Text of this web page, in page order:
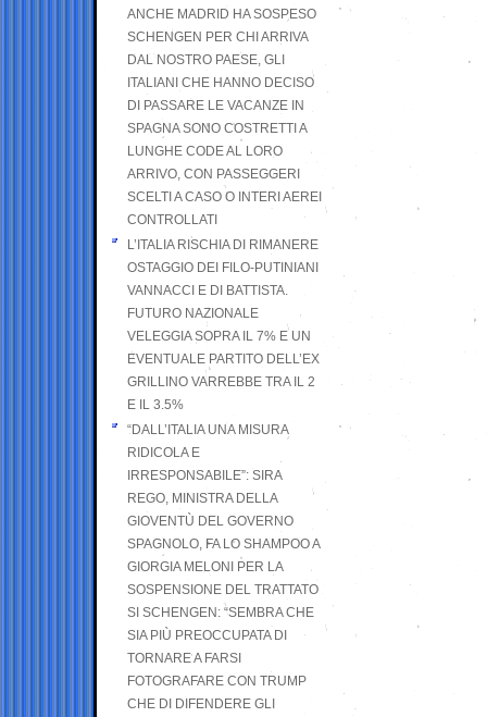
ANCHE MADRID HA SOSPESO
SCHENGEN PER CHI ARRIVA
DAL NOSTRO PAESE, GLI
ITALIANI CHE HANNO DECISO
DI PASSARE LE VACANZE IN
SPAGNA SONO COSTRETTI A
LUNGHE CODE AL LORO
ARRIVO, CON PASSEGGERI
SCELTI A CASO O INTERI AEREI
CONTROLLATI
L’ITALIA RISCHIA DI RIMANERE
OSTAGGIO DEI FILO-PUTINIANI
VANNACCI E DI BATTISTA.
FUTURO NAZIONALE
VELEGGIA SOPRA IL 7% E UN
EVENTUALE PARTITO DELL’EX
GRILLINO VARREBBE TRA IL 2
E IL 3.5%
“DALL’ITALIA UNA MISURA
RIDICOLA E
IRRESPONSABILE”: SIRA
REGO, MINISTRA DELLA
GIOVENTÙ DEL GOVERNO
SPAGNOLO, FA LO SHAMPOO A
GIORGIA MELONI PER LA
SOSPENSIONE DEL TRATTATO
SI SCHENGEN: “SEMBRA CHE
SIA PIÙ PREOCCUPATA DI
TORNARE A FARSI
FOTOGRAFARE CON TRUMP
CHE DI DIFENDERE GLI